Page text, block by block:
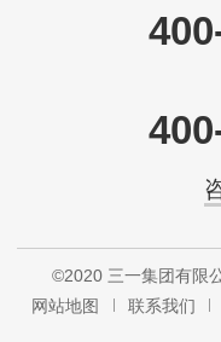
©2020 三一集团有限
网站地图
联系我们